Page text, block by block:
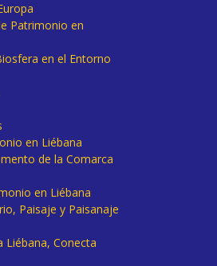
Patrimonio en
en el Entorno
en Liébana
de la Comarca
en Liébana
Paisaje y Paisanaje
Liébana, Conecta